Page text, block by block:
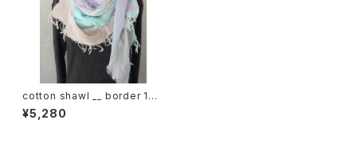
cotton shawl __ border 160
彩雲w
¥5,280